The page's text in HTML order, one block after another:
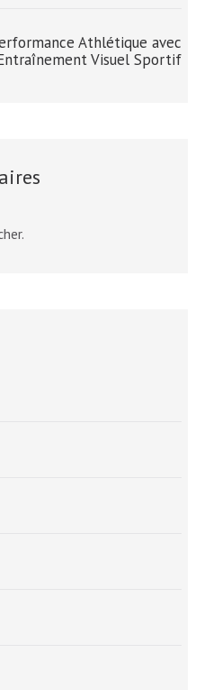
Athlétique avec
Visuel Sportif